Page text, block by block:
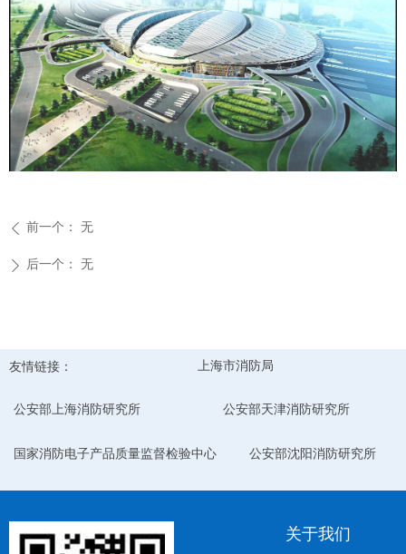
ꄴ 前一个： 无
ꄲ 后一个： 无
关于我们
友情链接： 上海市消防局
公安部上海消防研究所 公安部天津消防研究所
国家消防电子产品质量监督检验中心 公安部沈阳消防研究所